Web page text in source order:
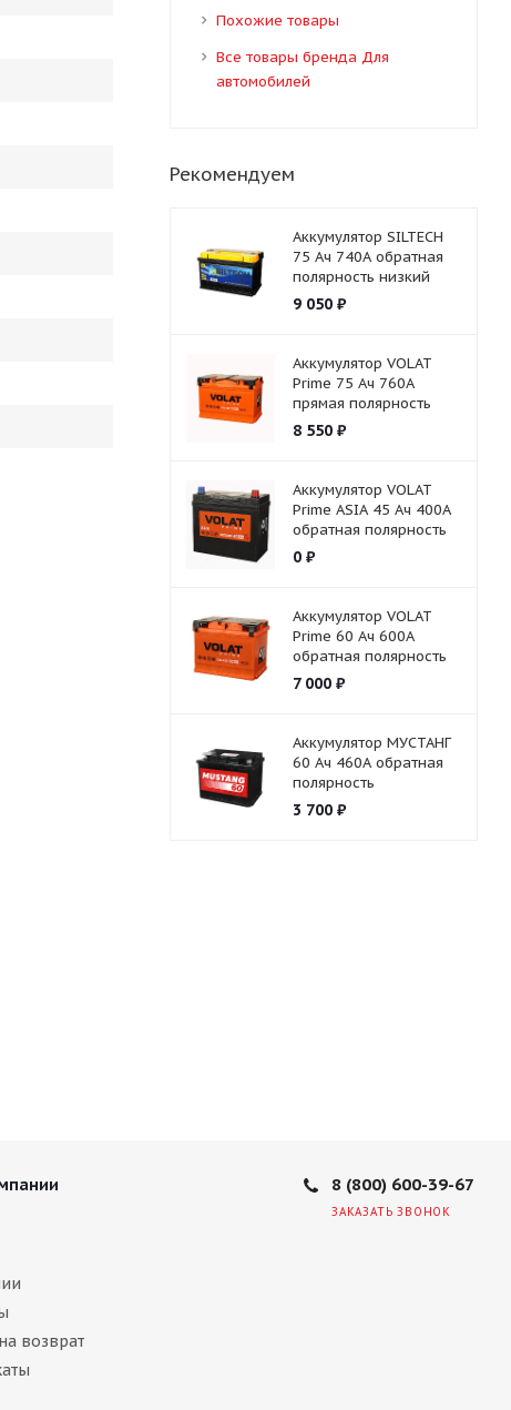
Похожие товары
Все товары бренда Для
автомобилей
Рекомендуем
Аккумулятор SILTECH
75 Ач 740А обратная
полярность низкий
9 050₽
Аккумулятор VOLAT
Prime 75 Ач 760А
прямая полярность
8 550₽
Аккумулятор VOLAT
Prime ASIA 45 Ач 400А
обратная полярность
0₽
Аккумулятор VOLAT
Prime 60 Ач 600А
обратная полярность
7 000₽
Аккумулятор МУСТАНГ
60 Ач 460А обратная
полярность
3 700₽
возврат
8 (800) 600-39-67
ЗАКАЗАТЬ ЗВОНОК